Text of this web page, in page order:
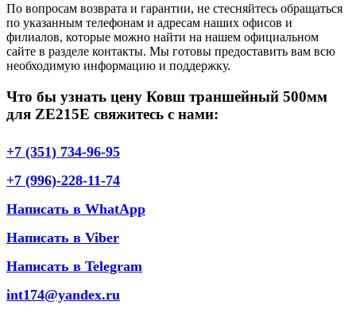
По вопросам возврата и гарантии, не стесняйтесь обращаться
по указанным телефонам и адресам наших офисов и
филиалов, которые можно найти на нашем официальном
сайте в разделе контакты. Мы готовы предоставить вам всю
необходимую информацию и поддержку.
Что бы узнать цену Ковш траншейный 500мм
для ZE215E свяжитесь с нами:
+7 (351) 734-96-95
+7 (996)-228-11-74
Написать в WhatApp
Написать в Viber
Написать в Telegram
int174@yandex.ru